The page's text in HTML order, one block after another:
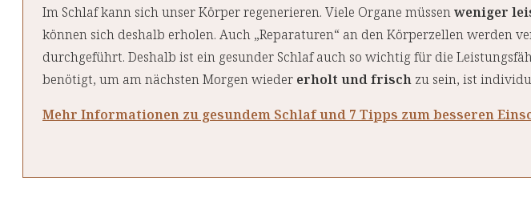
Im Schlaf kann sich unser Körper regenerieren. Viele Organe müssenweniger
können sich deshalb erholen. Auch „Reparaturen“ an den Körperzellen werden
durchgeführt. Deshalb ist ein gesunder Schlaf auch so wichtig für die
benötigt, um am nächsten Morgen wieder erholt und frisch zu sein, ist
Mehr Informationen zu gesundem Schlaf und 7 Tipps zum besseren